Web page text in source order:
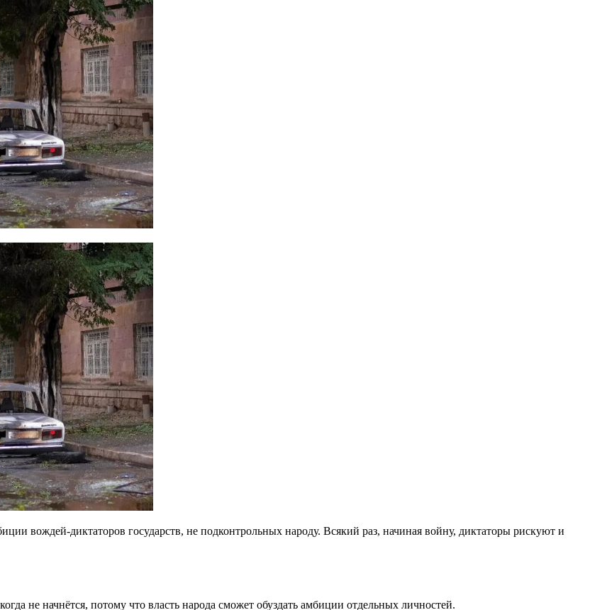
вождей-диктаторов государств, не подконтрольных народу. Всякий раз, начиная войну, диктаторы рискуют и
не начнётся, потому что власть народа сможет обуздать амбиции отдельных личностей.